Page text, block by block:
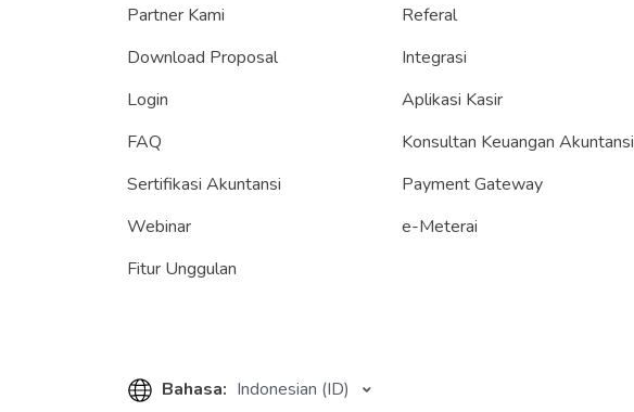
Partner Kami
Download Proposal
Login
FAQ
Sertifikasi Akuntansi
Webinar
Fitur Unggulan
Referal
Integrasi
Aplikasi Kasir
Konsultan Keuangan Akuntansi
Payment Gateway
e-Meterai
Bahasa: Indonesian (ID)